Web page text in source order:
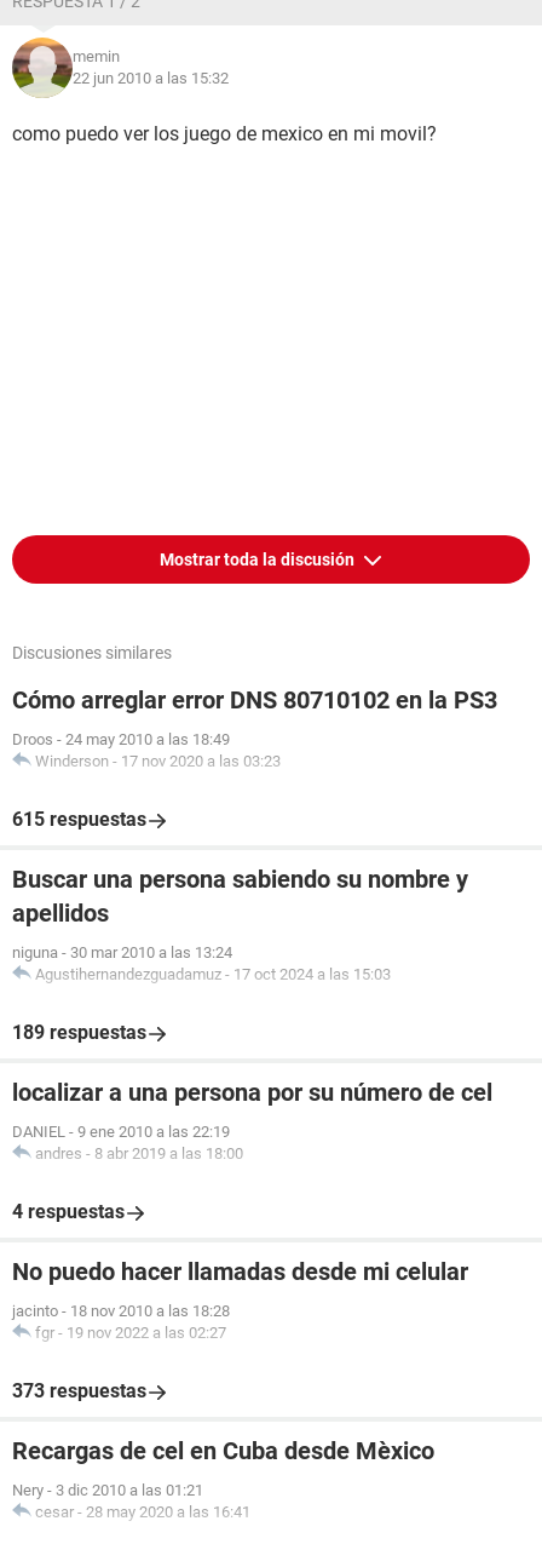
memin
22 jun 2010 a las 15:32
como puedo ver los juego de mexico en mi movil?
Mostrar toda la discusión
Discusiones similares
Cómo arreglar error DNS 80710102 en la PS3
Droos - 24 may 2010 a las 18:49
Winderson - 17 nov 2020 a las 03:23
615 respuestas
Buscar una persona sabiendo su nombre y
apellidos
niguna - 30 mar 2010 a las 13:24
Agustihernandezguadamuz - 17 oct 2024 a las 15:03
189 respuestas
localizar a una persona por su número de cel
DANIEL - 9 ene 2010 a las 22:19
andres - 8 abr 2019 a las 18:00
4 respuestas
No puedo hacer llamadas desde mi celular
jacinto - 18 nov 2010 a las 18:28
fgr - 19 nov 2022 a las 02:27
373 respuestas
Recargas de cel en Cuba desde Mèxico
Nery - 3 dic 2010 a las 01:21
cesar - 28 may 2020 a las 16:41